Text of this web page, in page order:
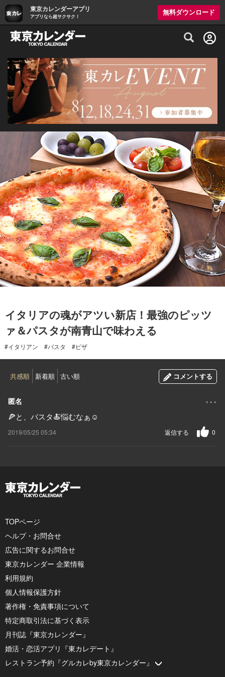
東京カレンダーアプリ
アプリなら超サクサク！
無料ダウンロード
グルメ情報・プレミアムレストラン予約
イタリアの魂がアツい新店！最強のピッツ
ァ＆パスタが南青山で味わえる
#イタリアン #パスタ #ピザ
共感順 新着順 古い順 コメントする
匿名 ...
🍕と、バスタ🍝悩むなぁ☺️
2019/05/25 05:34 0
返信する
TOPページ
ヘルプ・お問合せ
広告に関するお問合せ
東京カレンダー 企業情報
利用規約
個人情報保護方針
著作権・免責事項について
特定商取引法に基づく表示
月刊誌『東京カレンダー』
婚活・恋活アプリ『東カレデート』
レストラン予約『グルカレby東京カレンダー』